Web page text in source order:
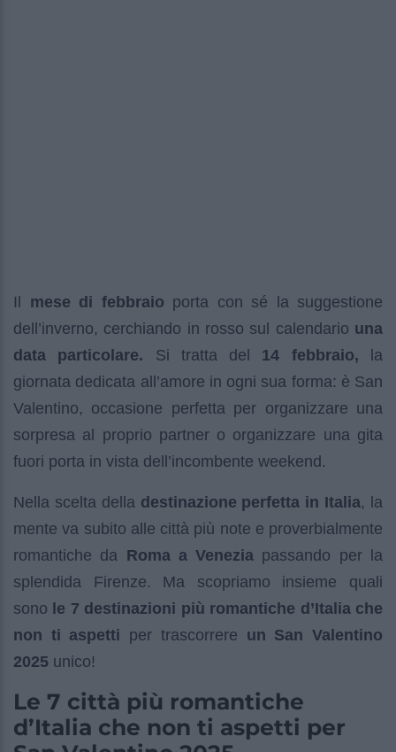
Il mese di febbraio porta con sé la suggestione
dell’inverno, cerchiando in rosso sul calendario una
data particolare. Si tratta del 14 febbraio, la
giornata dedicata all’amore in ogni sua forma: è San
Valentino, occasione perfetta per organizzare una
sorpresa al proprio partner o organizzare una gita
fuori porta in vista dell’incombente weekend.
Nella scelta della destinazione perfetta in Italia, la
mente va subito alle città più note e proverbialmente
romantiche da Roma a Venezia passando per la
splendida Firenze. Ma scopriamo insieme quali
sono le 7 destinazioni più romantiche d’Italia che
non ti aspetti per trascorrere un San Valentino
2025 unico!
Le 7 città più romantiche
d’Italia che non ti aspetti per